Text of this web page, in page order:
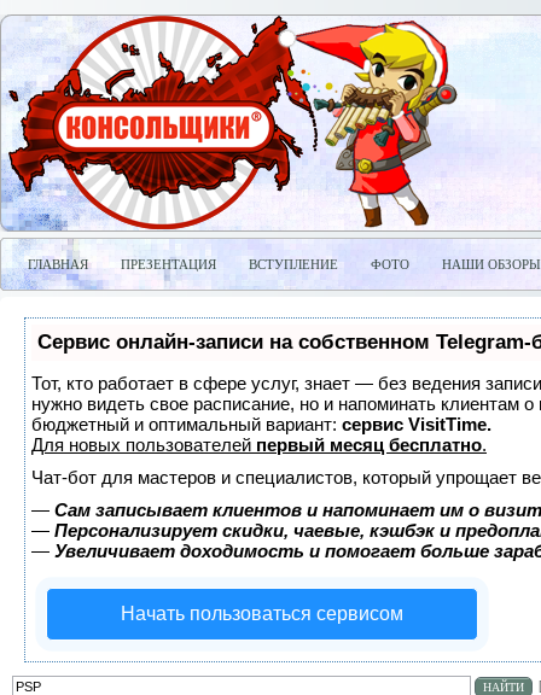
ГЛАВНАЯ ПРЕЗЕНТАЦИЯ ВСТУПЛЕНИЕ ФОТО НАШИ ОБЗОРЫ
Сервис онлайн-записи на собственном Telegram-
Тот, кто работает в сфере услуг, знает — без ведения
нужно видеть свое расписание, но и напоминать клиентам
бюджетный и оптимальный вариант: сервис VisitTime.
Для новых пользователей первый месяц бесплатно.
Чат-бот для мастеров и специалистов, который упрощает
— Сам записывает клиентов и напоминает им о
— Персонализирует скидки, чаевые, кэшбэк и
— Увеличивает доходимость и помогает больше
Начать пользоваться сервисом
[